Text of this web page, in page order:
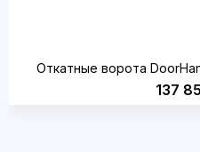
Откатные ворота
137